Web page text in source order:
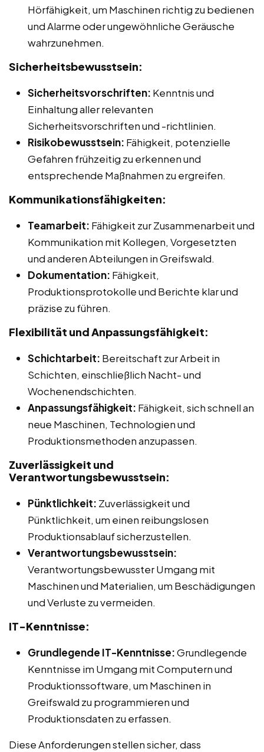
Hörfähigkeit, um Maschinen richtig zu bedienen
und Alarme oder ungewöhnliche Geräusche
wahrzunehmen.
Sicherheitsbewusstsein:
Sicherheitsvorschriften: Kenntnis und
Einhaltung aller relevanten
Sicherheitsvorschriften und -richtlinien.
Risikobewusstsein: Fähigkeit, potenzielle
Gefahren frühzeitig zu erkennen und
entsprechende Maßnahmen zu ergreifen.
Kommunikationsfähigkeiten:
Teamarbeit: Fähigkeit zur Zusammenarbeit und
Kommunikation mit Kollegen, Vorgesetzten
und anderen Abteilungen in Greifswald.
Dokumentation: Fähigkeit,
Produktionsprotokolle und Berichte klar und
präzise zu führen.
Flexibilität und Anpassungsfähigkeit:
Schichtarbeit: Bereitschaft zur Arbeit in
Schichten, einschließlich Nacht- und
Wochenendschichten.
Anpassungsfähigkeit: Fähigkeit, sich schnell an
neue Maschinen, Technologien und
Produktionsmethoden anzupassen.
Zuverlässigkeit und
Verantwortungsbewusstsein:
Pünktlichkeit: Zuverlässigkeit und
Pünktlichkeit, um einen reibungslosen
Produktionsablauf sicherzustellen.
Verantwortungsbewusstsein:
Verantwortungsbewusster Umgang mit
Maschinen und Materialien, um Beschädigungen
und Verluste zu vermeiden.
IT-Kenntnisse:
Grundlegende IT-Kenntnisse:Grundlegende
Kenntnisse im Umgang mit Computern und
Produktionssoftware, um Maschinen in
Greifswald zu programmieren und
Produktionsdaten zu erfassen.
Diese Anforderungen stellen sicher, dass